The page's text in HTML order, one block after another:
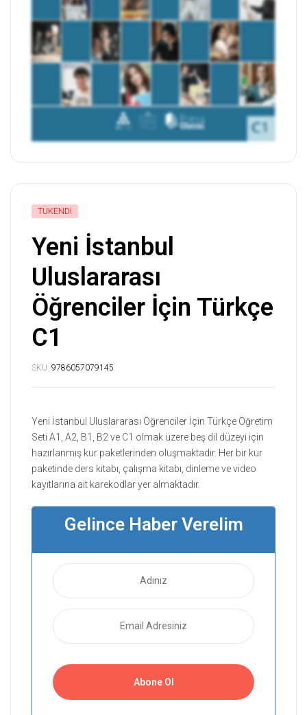
TÜKENDI
Yeni İstanbul
Uluslararası
Öğrenciler İçin Türkçe
C1
SKU: 9786057079145
Yeni İstanbul Uluslararası Öğrenciler İçin Türkçe Öğretim
Seti A1, A2, B1, B2 ve C1 olmak üzere beş dil düzeyi için
hazırlanmış kur paketlerinden oluşmaktadır. Her bir kur
paketinde ders kitabı, çalışma kitabı, dinleme ve video
kayıtlarına ait karekodlar yer almaktadır.
Gelince Haber Verelim